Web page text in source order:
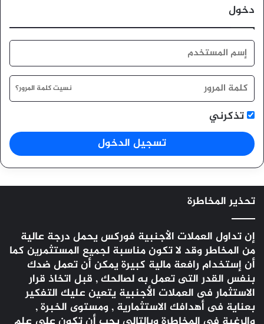
دخول
نسيت كلمة المرور؟
تذكرني
تسجيل الدخول
تحذير المخاطرة
إن تداول العملات الأجنبية فوركسيحمل درجة عالية
من المخاطر وقد لا تكون مناسبة لجميع المستثمرين كما
أن إستخدام رافعة مالية كبيرة يمكن أن تعمل ضدك
بنفس القدر التى تعمل به لصالحك , قبل اتخاذ قرار
الاستثمار فى العملات الأجنبية يتعين عليك التفكير
بعناية فى أهدافك الاستثمارية , ومستوى الخبرة ,